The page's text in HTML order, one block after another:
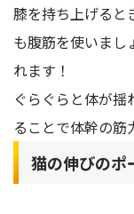
膝を持ち上げると
も腹筋を使いまし
れます！
ぐらぐらと体が
ることで体幹の筋
猫の伸びのポ